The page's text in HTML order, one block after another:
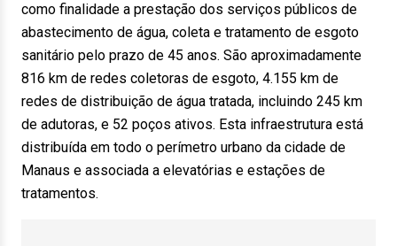
como finalidade a prestação dos serviços públicos de
abastecimento de água, coleta e tratamento de esgoto
sanitário pelo prazo de 45 anos. São aproximadamente
816 km de redes coletoras de esgoto, 4.155 km de
redes de distribuição de água tratada, incluindo 245 km
de adutoras, e 52 poços ativos. Esta infraestrutura está
distribuída em todo o perímetro urbano da cidade de
Manaus e associada a elevatórias e estações de
tratamentos.